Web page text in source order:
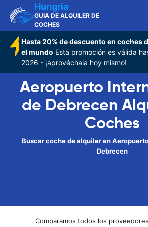
Hungria
GUIA DE ALQUILER DE
COCHES
Hasta 20% de descuento en coches
el mundo Esta promoción es válida
2026 - ¡aprovéchala hoy mismo!
Aeropuerto
de Debrecen
Coches
Buscar coche de alquiler en
Debrecen
Comparamos todos los